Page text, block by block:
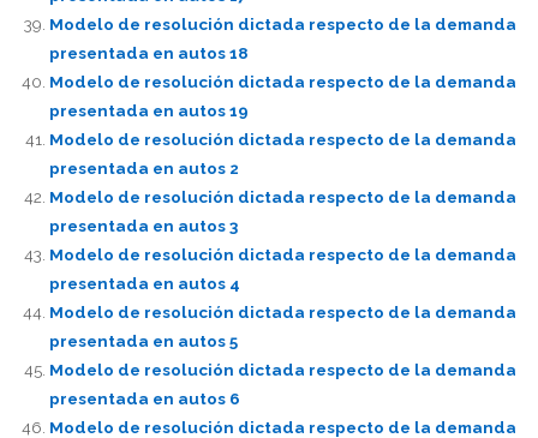
Modelo de resolución dictada respecto de la demanda
presentada en autos 18
Modelo de resolución dictada respecto de la demanda
presentada en autos 19
Modelo de resolución dictada respecto de la demanda
presentada en autos 2
Modelo de resolución dictada respecto de la demanda
presentada en autos 3
Modelo de resolución dictada respecto de la demanda
presentada en autos 4
Modelo de resolución dictada respecto de la demanda
presentada en autos 5
Modelo de resolución dictada respecto de la demanda
presentada en autos 6
Modelo de resolución dictada respecto de la demanda